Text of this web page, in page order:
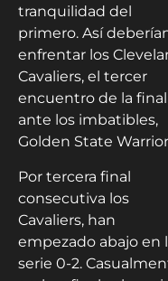
tranquilidad del
primero. Así
enfrentar los
Cavaliers, el tercer
encuentro de la final
ante los imbatibles,
Golden State
Por tercera final
consecutiva los
Cavaliers, han
empezado abajo en
serie 0-2.